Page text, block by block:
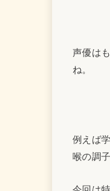
声優は
ね。
例えば
喉の調